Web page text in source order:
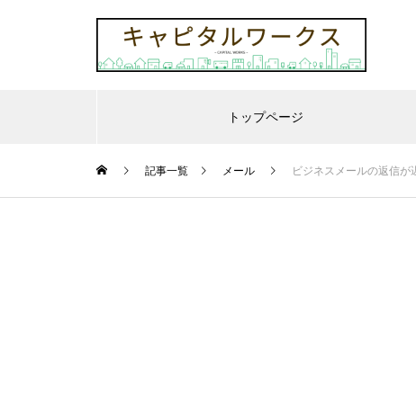
トップページ
記事一覧 メール ビジネスメールの返信